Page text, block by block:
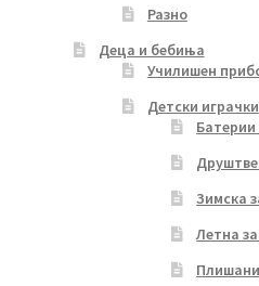
Разно
Деца и бебиња
Училишен
Детски играчки
Зимска
Летна